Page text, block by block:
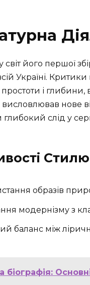
його першої
Україні.
і глибини,
нове
слід у
образів
модернізму з
баланс між
біографія: